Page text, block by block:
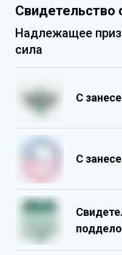
Свидетельство
Надлежащее
сила
С
С